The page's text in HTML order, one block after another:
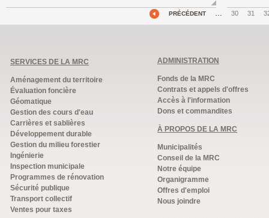
PRÉCÉDENT … 30 31
SERVICES DE LA MRC
Aménagement du territoire
Évaluation foncière
Géomatique
Gestion des cours d'eau
Carrières et sablières
Développement durable
Gestion du milieu forestier
Ingénierie
Inspection municipale
Programmes de rénovation
Sécurité publique
Transport collectif
Ventes pour taxes
ADMINISTRATION
Fonds de la MRC
Contrats et appels d'offres
Accès à l'information
Dons et commandites
À PROPOS DE LA MRC
Municipalités
Conseil de la MRC
Notre équipe
Organigramme
Offres d'emploi
Nous joindre